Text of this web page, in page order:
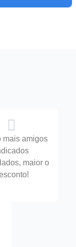
mais amigos
maior o